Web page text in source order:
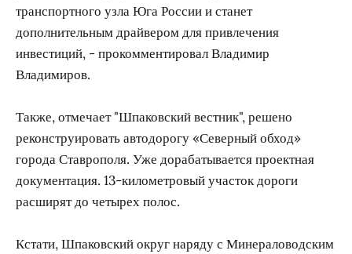
транспортного узла Юга России и станет
дополнительным драйвером для привлечения
инвестиций, - прокомментировал Владимир
Владимиров.
Также, отмечает "Шпаковский вестник", решено
реконструировать автодорогу «Северный обход»
города Ставрополя. Уже дорабатывается проектная
документация. 13-километровый участок дороги
расширят до четырех полос.
Кстати, Шпаковский округ наряду с Минераловодским